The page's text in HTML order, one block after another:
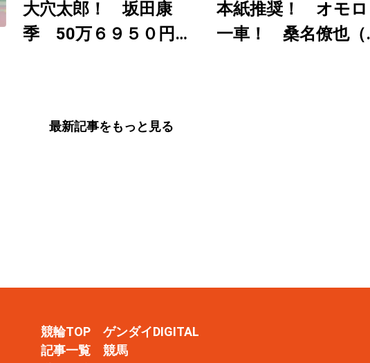
大穴太郎！ 坂田康
季 50万６９５０円
本紙推奨！ オモ
一車！ 桑名僚也（
最新記事をもっと見る
競輪TOP
記事一覧
ゲンダイDIGITAL
競馬